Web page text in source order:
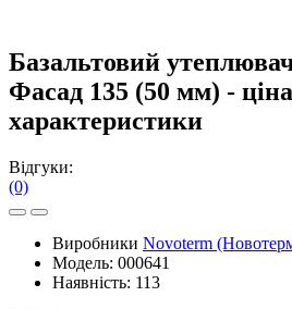
Базальтовий
Фасад 135 (50 мм) -
характеристики
Відгуки:
(0)
Виробники Novoterm
Модель: 000641
Наявність: 113